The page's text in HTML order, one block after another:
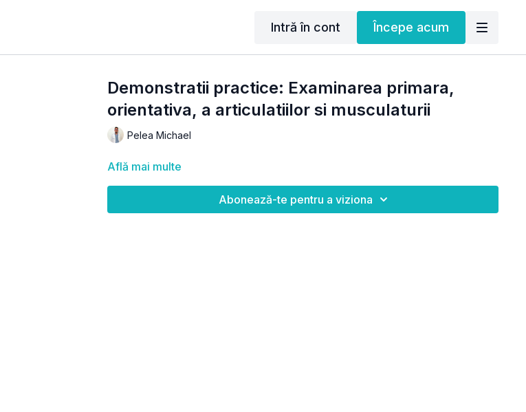
Intră în cont Începe acum
Demonstratii practice: Examinarea primara,
orientativa, a articulatiilor si musculaturii
Pelea Michael
Află mai multe
Abonează-te pentru a viziona